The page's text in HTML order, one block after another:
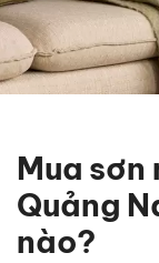
Mua sơn
Quảng
nào?